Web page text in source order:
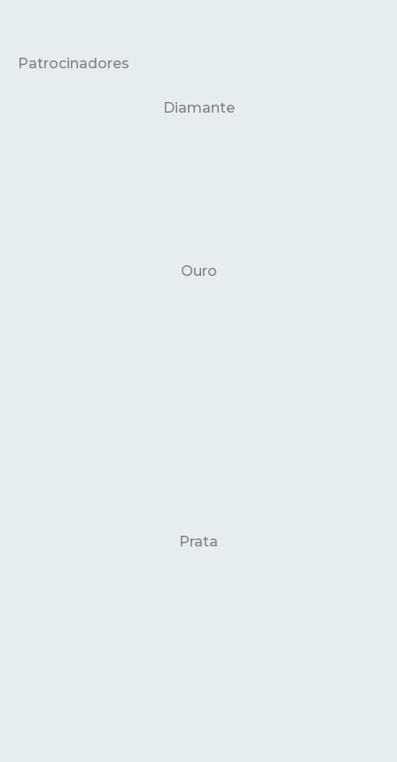
Patrocinadores
Diamante
Ouro
Prata